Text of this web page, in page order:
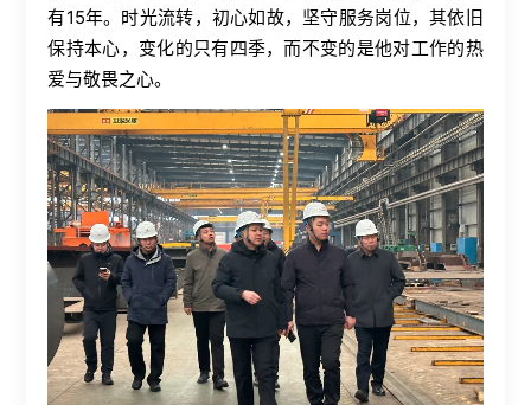
有15年。时光流转，初心如故，坚守服务岗位，其依旧
保持本心，变化的只有四季，而不变的是他对工作的热
爱与敬畏之心。